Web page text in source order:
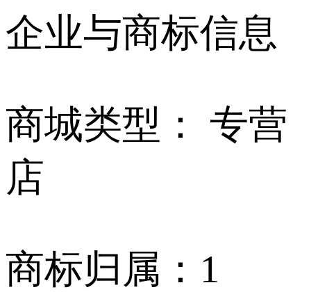
企业与商标信息
商城类型：
专营
店
商标归属： 1